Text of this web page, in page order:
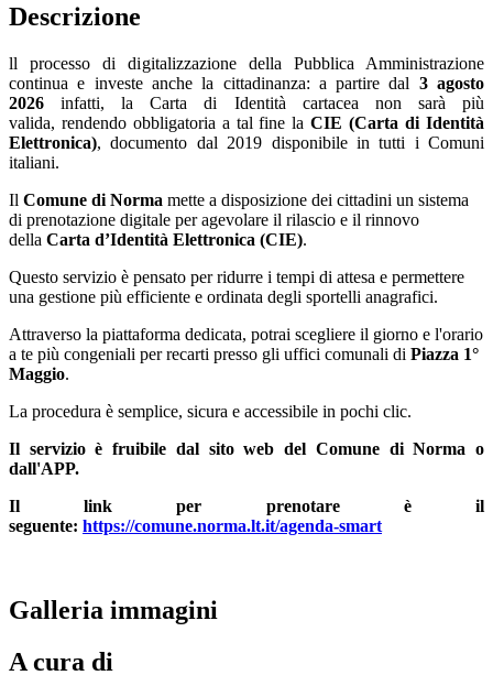
Descrizione
ll processo di digitalizzazione della Pubblica Amministrazione
continua e investe anche la cittadinanza: a partire dal 3 agosto
2026infatti, la Carta di Identità cartacea non sarà più
valida, rendendo obbligatoria a tal fine laCIE (Carta di Identità
Elettronica), documento dal 2019 disponibile in tutti i Comuni
italiani.
Il Comune di Norma mette a disposizione dei cittadini un sistema
di prenotazione digitale per agevolare il rilascio e il rinnovo
della Carta d’Identità Elettronica (CIE).
Questo servizio è pensato per ridurre i tempi di attesa e permettere
una gestione più efficiente e ordinata degli sportelli anagrafici.
Attraverso la piattaforma dedicata, potrai scegliere il giorno e l'orario
a te più congeniali per recarti presso gli uffici comunali di Piazza 1°
Maggio.
La procedura è semplice, sicura e accessibile in pochi clic.
Il servizio è fruibile dal sito web del Comune di Norma o
dall'APP.
Il link per prenotare è il
seguente: https://comune.norma.lt.it/agenda-smart
Galleria immagini
A cura di